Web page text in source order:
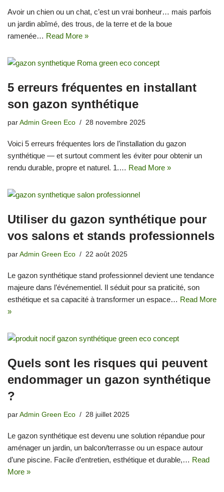
Avoir un chien ou un chat, c’est un vrai bonheur… mais parfois
un jardin abîmé, des trous, de la terre et de la boue
ramenée… Read More »
5 erreurs fréquentes en installant
son gazon synthétique
par Admin Green Eco 28 novembre 2025
Voici 5 erreurs fréquentes lors de l’installation du gazon
synthétique — et surtout comment les éviter pour obtenir un
rendu durable, propre et naturel. 1.… Read More »
Utiliser du gazon synthétique pour
vos salons et stands professionnels
par Admin Green Eco 22 août 2025
Le gazon synthétique stand professionnel devient une tendance
majeure dans l’événementiel. Il séduit pour sa praticité, son
esthétique et sa capacité à transformer un espace… Read More
»
Quels sont les risques qui peuvent
endommager un gazon synthétique
?
par Admin Green Eco 28 juillet 2025
Le gazon synthétique est devenu une solution répandue pour
aménager un jardin, un balcon/terrasse ou un espace autour
d’une piscine. Facile d’entretien, esthétique et durable,… Read
More »